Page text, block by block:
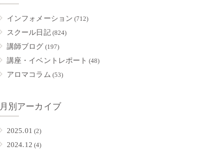
インフォメーション (712)
スクール日記(824)
講師ブログ (197)
講座・イベントレポート (48)
アロマコラム (53)
月別アーカイブ
2025.01 (2)
2024.12 (4)